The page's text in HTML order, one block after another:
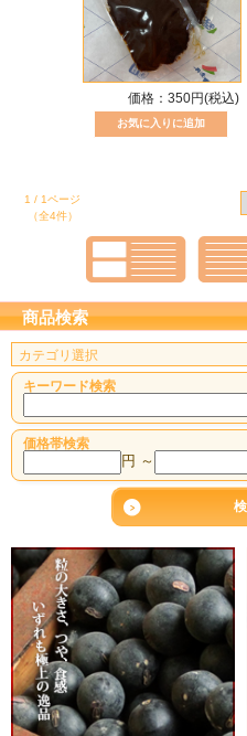
価格：350円(税込)
1 / 1ページ
（全4件）
商品検索
キーワード検索
価格帯検索
円 ～